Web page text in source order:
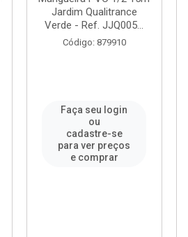
Jardim Qualitrance
Verde - Ref. JJQ005...
Código: 879910
Faça seu login
ou
cadastre-se
para ver preços
e comprar